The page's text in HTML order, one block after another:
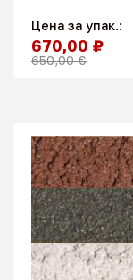
Цена за упак.:
670,00 ₽
650,00 €